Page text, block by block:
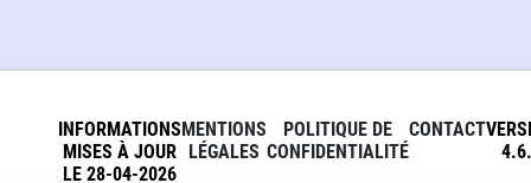
INFORMATIONS
MISES À JOUR
LE 28-04-2026
MENTIONS
LÉGALES
POLITIQUE DE
CONFIDENTIALITÉ
CONTACT